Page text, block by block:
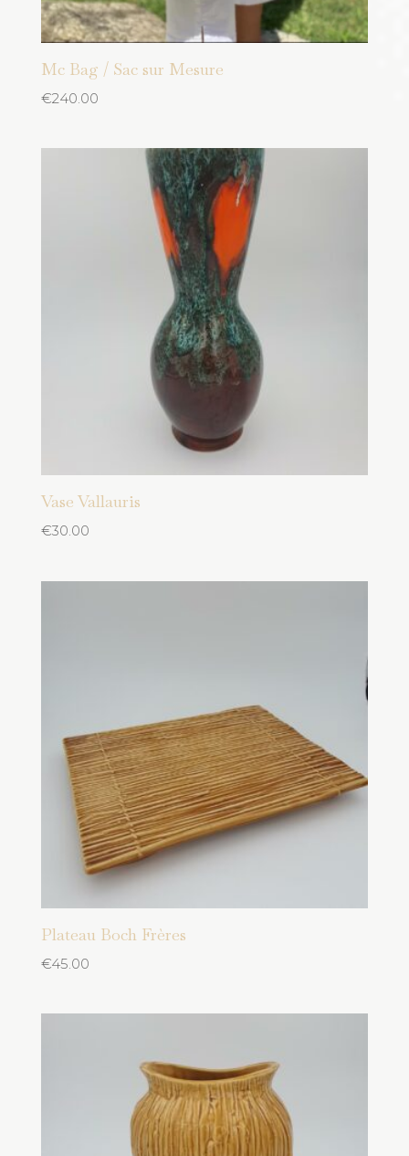
Mc Bag / Sac sur Mesure
€240.00
Vase Vallauris
€30.00
Plateau Boch Frères
€45.00